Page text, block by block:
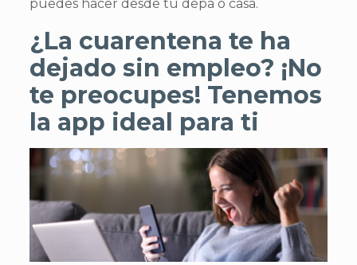
puedes hacer desde tu depa o casa.
¿La cuarentena te ha
dejado sin empleo? ¡No
te preocupes! Tenemos
la app ideal para ti